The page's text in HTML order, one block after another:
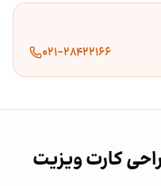
۰۲۱-۲۸۴۲۲۱۶۶
کارت ویزیت